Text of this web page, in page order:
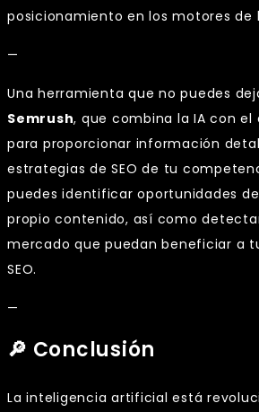
posicionamiento en los motores de
—
Una herramienta que no puedes
Semrush, que combina la IA con el
para proporcionar información
estrategias de SEO de tu
puedes identificar oportunidades
propio contenido, así como
mercado que puedan beneficiar a
SEO.
—
🔎 Conclusión
La inteligencia artificial está